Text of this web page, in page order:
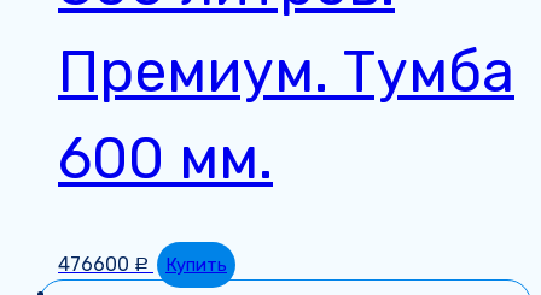
Премиум. Тумба
600 мм.
476600 Р
Купить